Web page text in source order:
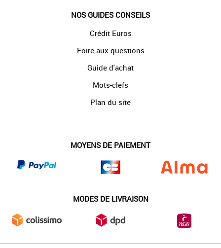
NOS GUIDES CONSEILS
Crédit Euros
Foire aux questions
Guide d'achat
Mots-clefs
Plan du site
MOYENS DE PAIEMENT
MODES DE LIVRAISON